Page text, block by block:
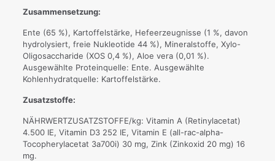
Zusammensetzung:
Ente (65 %), Kartoffelstärke, Hefeerzeugnisse (1 %, davon
hydrolysiert, freie Nukleotide 44 %), Mineralstoffe, Xylo-
Oligosaccharide (XOS 0,4 %), Aloe vera (0,01 %).
Ausgewählte Proteinquelle: Ente. Ausgewählte
Kohlenhydratquelle: Kartoffelstärke.
Zusatzstoffe:
NÄHRWERTZUSATZSTOFFE/kg: Vitamin A (Retinylacetat)
4.500 IE, Vitamin D3 252 IE, Vitamin E (all-rac-alpha-
Tocopherylacetat 3a700i) 30 mg, Zink (Zinkoxid 20 mg) 16
mg.